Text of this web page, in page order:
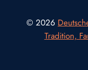
© 2026
Tradition,